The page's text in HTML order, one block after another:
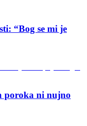
“Bog se mi je
poroka ni nujno